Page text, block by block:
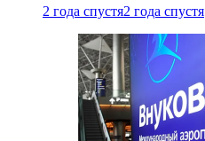
2 года спустя2 года спустя